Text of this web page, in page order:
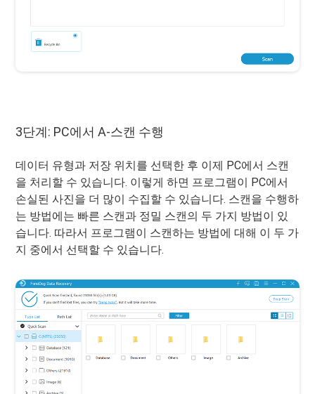
3단계: PC에서 A-스캔 수행
데이터 유형과 저장 위치를 ​​선택한 후 이제 PC에서 스캔
을 처리할 수 있습니다. 이렇게 하면 프로그램이 PC에서
손실된 사진을 더 많이 수집할 수 있습니다. 스캔을 수행하
는 방법에는 빠른 스캔과 정밀 스캔의 두 가지 방법이 있
습니다. 따라서 프로그램이 스캔하는 방법에 대해 이 두 가
지 중에서 선택할 수 있습니다.